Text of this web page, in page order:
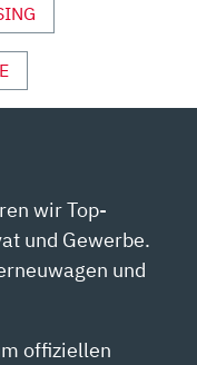
wir Top-
und Gewerbe.
und
offiziellen